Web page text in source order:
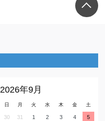
2026年9月
日 月 火 水 木 金 土
30 31 1 2 3 4
5